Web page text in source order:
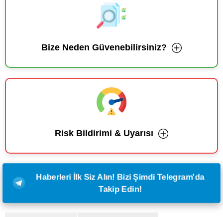
Bize Neden Güvenebilirsiniz?
Risk Bildirimi & Uyarısı
Haberleri İlk Siz Alın! Bizi Şimdi Telegram'da
Takip Edin!